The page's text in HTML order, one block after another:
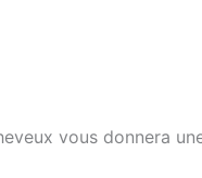
vous donnera